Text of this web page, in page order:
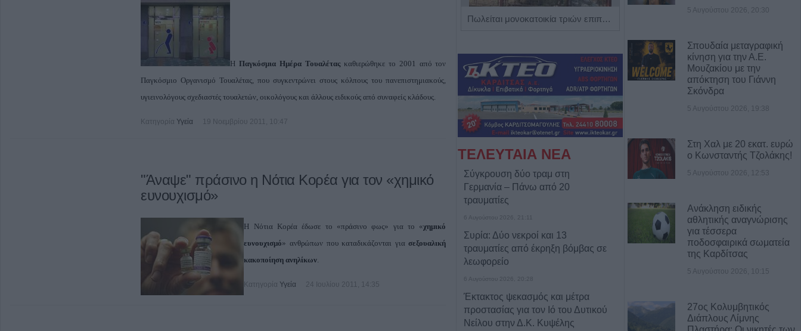
ΗΠαγκόσμια Ημέρα Τουαλέταςκαθιερώθηκε το 2001 από τον
Παγκόσμιο Οργανισμό Τουαλέτας, που συγκεντρώνει στους κόλπους του πανεπιστημιακούς,
υγιεινολόγους σχεδιαστές τουαλετών, οικολόγους και άλλους ειδικούς από συναφείς κλάδους.
Κατηγορία Υγεία 19 Νοεμβρίου 2011, 10:47
"Άναψε" πράσινο η Νότια Κορέα για τον «χημικό
ευνουχισμό»
Η Νότια Κορέα έδωσε το «πράσινο φως» για το «χημικό
ευνουχισμό» ανθρώπων που καταδικάζονται γιασεξουαλική
κακοποίηση ανηλίκων.
Κατηγορία Υγεία 24 Ιουλίου 2011, 14:35
Πωλείται μονοκατοικία τριών επιπέδων στο καταπράσινο Πευκόφυτο Καρδίτσας
ΤΕΛΕΥΤΑΙΑ ΝΕΑ
Σύγκρουση δύο τραμ στη
Γερμανία – Πάνω από 20
τραυματίες
6 Αυγούστου 2026, 21:11
Συρία: Δύο νεκροί και 13
τραυματίες από έκρηξη βόμβας σε
λεωφορείο
6 Αυγούστου 2026, 20:28
Έκτακτος ψεκασμός και μέτρα
προστασίας για τον Ιό του Δυτικού
Νείλου στην Δ.Κ. Κυψέλης
5 Αυγούστου 2026, 20:30
Σπουδαία μεταγραφική
κίνηση για την Α.Ε.
Μουζακίου με την
απόκτηση του Γιάννη
Σκόνδρα
5 Αυγούστου 2026, 19:38
Στη Χαλ με 20 εκατ. ευρώ
ο Κωνσταντής Τζολάκης!
5 Αυγούστου 2026, 12:53
Ανάκληση ειδικής
αθλητικής αναγνώρισης
για τέσσερα
ποδοσφαιρικά σωματεία
της Καρδίτσας
5 Αυγούστου 2026, 10:15
27ος Κολυμβητικός
Διάπλους Λίμνης